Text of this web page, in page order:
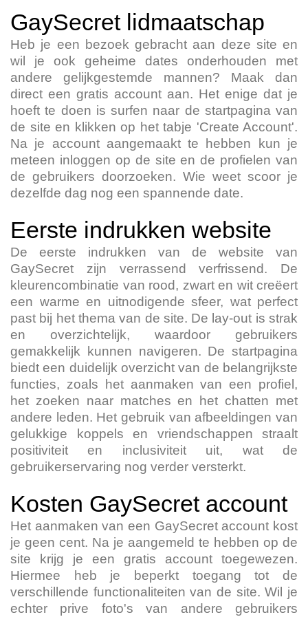
GaySecret lidmaatschap
Heb je een bezoek gebracht aan deze site en
wil je ook geheime dates onderhouden met
andere gelijkgestemde mannen? Maak dan
direct een gratis account aan. Het enige dat je
hoeft te doen is surfen naar de startpagina van
de site en klikken op het tabje 'Create Account'.
Na je account aangemaakt te hebben kun je
meteen inloggen op de site en de profielen van
de gebruikers doorzoeken. Wie weet scoor je
dezelfde dag nog een spannende date.
Eerste indrukken website
De eerste indrukken van de website van
GaySecret zijn verrassend verfrissend. De
kleurencombinatie van rood, zwart en wit creëert
een warme en uitnodigende sfeer, wat perfect
past bij het thema van de site. De lay-out is strak
en overzichtelijk, waardoor gebruikers
gemakkelijk kunnen navigeren. De startpagina
biedt een duidelijk overzicht van de belangrijkste
functies, zoals het aanmaken van een profiel,
het zoeken naar matches en het chatten met
andere leden. Het gebruik van afbeeldingen van
gelukkige koppels en vriendschappen straalt
positiviteit en inclusiviteit uit, wat de
gebruikerservaring nog verder versterkt.
Kosten GaySecret account
Het aanmaken van een GaySecret account kost
je geen cent. Na je aangemeld te hebben op de
site krijg je een gratis account toegewezen.
Hiermee heb je beperkt toegang tot de
verschillende functionaliteiten van de site. Wil je
echter prive foto's van andere gebruikers